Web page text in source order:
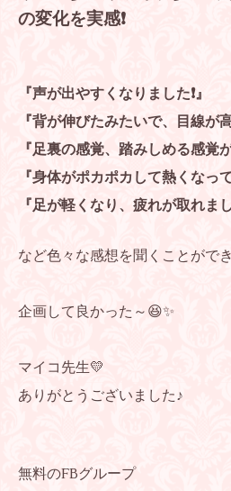
の変化を実感❗
『声が出やすくなりました❗』
『背が伸びたみたいで、目線が高
『足裏の感覚、踏みしめる感覚が
『身体がポカポカして熱くなって
『足が軽くなり、疲れが取れまし
など色々な感想を聞くことがで
企画して良かった～😆✨
マイコ先生💛
ありがとうございました♪
無料のFBグループ